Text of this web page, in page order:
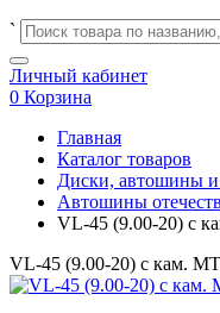
`
Личный кабинет
0 Корзина
Главная
Каталог товаров
Диски, автошины и
Автошины
VL-45 (9.00-20) с
VL-45 (9.00-20) с кам.